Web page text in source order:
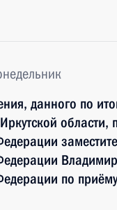
данного по
по